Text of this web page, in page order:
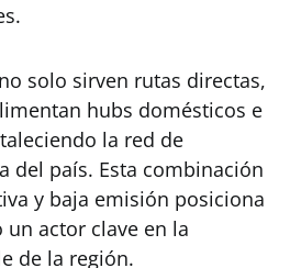
solo sirven rutas directas,
hubs domésticos e
la red de
del país. Esta combinación
y baja emisión posiciona
actor clave en la
de la región.